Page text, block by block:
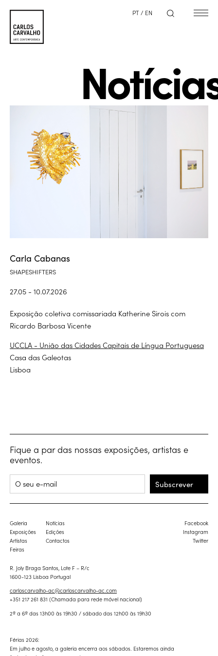
PT / EN
Carla Cabanas
SHAPESHIFTERS
27.05 - 10.07.2026
Exposição coletiva comissariada Katherine Sirois com
Ricardo Barbosa Vicente
UCCLA - União das Cidades Capitais de Língua Portuguesa
Casa das Galeotas
Lisboa
Fique a par das nossas exposições, artistas e
eventos.
Subscrever
Galeria
Exposições
Artistas
Feiras
Notícias
Edições
Contactos
Facebook
Instagram
Twitter
R. Joly Braga Santos, Lote F – R/c
1600-123 Lisboa Portugal
carloscarvalho-ac@carloscarvalho-ac.com
+351 217 261 831 (Chamada para rede móvel nacional)
2ª a 6ª das 13h00 às 19h30 / sábado das 12h00 às 19h30
Férias 2026:
Em julho e agosto, a galeria encerra aos sábados. Estaremos ainda